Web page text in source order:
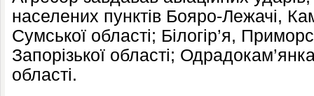
населених пунктів Бояро-Лежачі,
Сумської області; Білогір’я,
Запорізької області;
області.